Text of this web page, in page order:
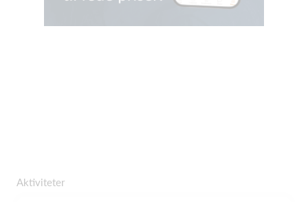
Aktiviteter